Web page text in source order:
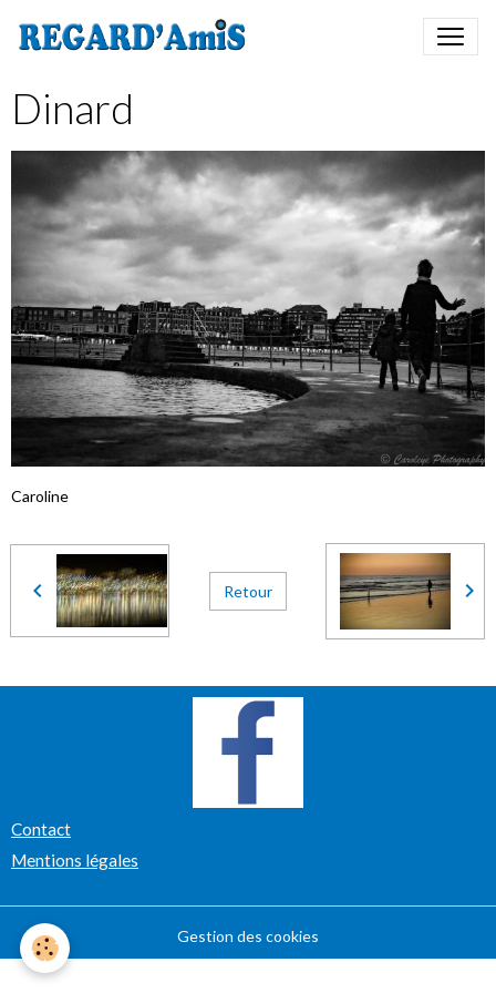
Dinard
Caroline
Retour
Contact
Mentions légales
Gestion des cookies